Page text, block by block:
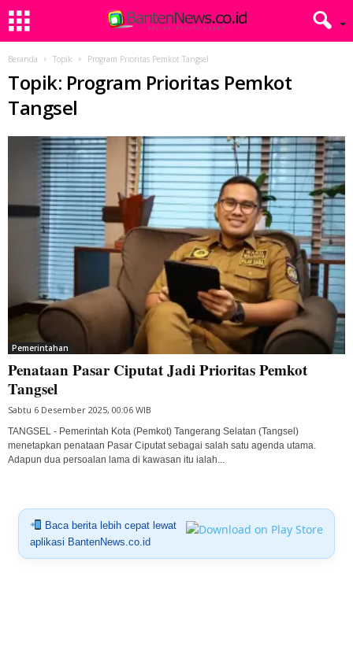
Beranda Topik Program Prioritas Pemkot Tangsel
Topik: Program Prioritas Pemkot
Tangsel
Pemerintahan
Penataan Pasar Ciputat Jadi Prioritas Pemkot
Tangsel
Sabtu 6 Desember 2025, 00:06 WIB
TANGSEL - Pemerintah Kota (Pemkot) Tangerang Selatan (Tangsel)
menetapkan penataan Pasar Ciputat sebagai salah satu agenda utama.
Adapun dua persoalan lama di kawasan itu ialah...
Baca berita lebih cepat lewat
aplikasi BantenNews.co.id